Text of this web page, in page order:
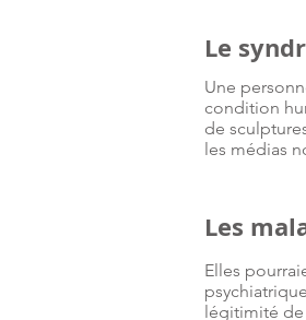
Le
Une
condition
de
les médias
Les
Elles
légitimité de